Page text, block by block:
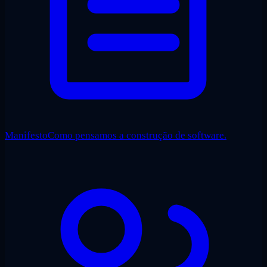
ManifestoComo pensamos a construção de software.